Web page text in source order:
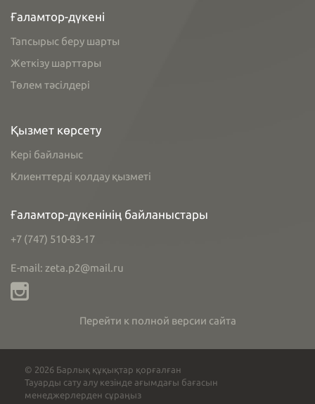
Ғаламтор-дүкені
Тапсырыс беру шарты
Жеткізу шарттары
Төлем тәсілдері
Қызмет көрсету
Кері байланыс
Клиенттерді қолдау қызметі
Ғаламтор-дүкенінің байланыстары
+7 (747) 510-83-17
E-mail: zeta.p2@mail.ru
Перейти к полной версии сайта
© 2026 Барлық құқықтар қорғалған
Тауарды сату алу кезінде ағымдағы бағасын
менеджерлерден сұраңыз